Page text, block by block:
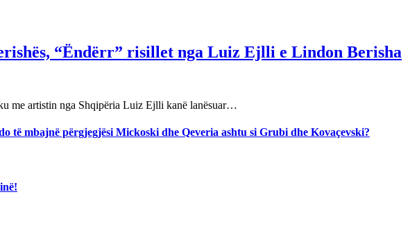
“Ëndërr” risillet nga Luiz Ejlli e Lindon Berisha
me artistin nga Shqipëria Luiz Ejlli kanë lanësuar…
të mbajnë përgjegjësi Mickoski dhe Qeveria ashtu si Grubi dhe Kovaçevski?